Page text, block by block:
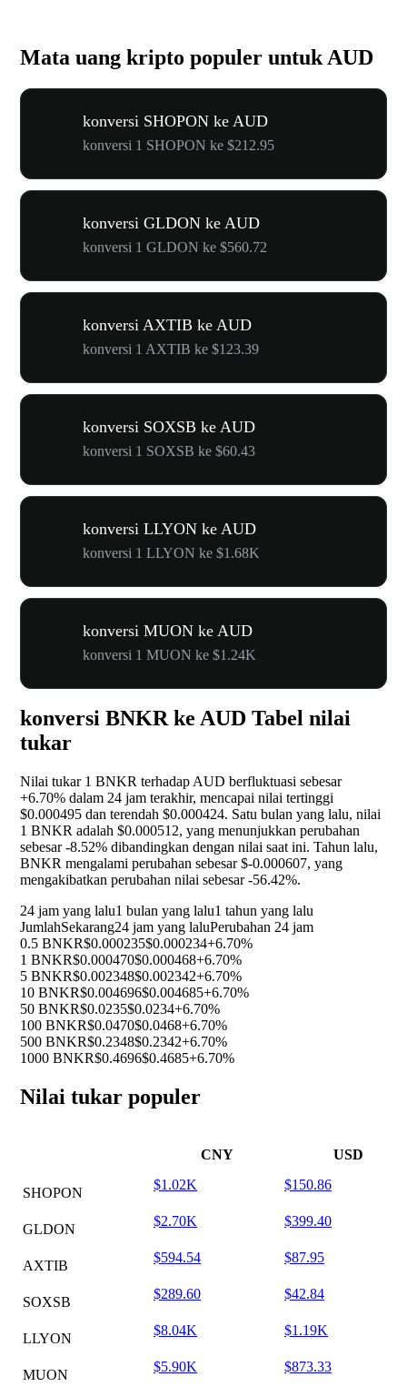
Mata uang kripto populer untuk AUD
konversi SHOPON ke AUD
konversi 1 SHOPON ke $212.95
konversi GLDON ke AUD
konversi 1 GLDON ke $560.72
konversi AXTIB ke AUD
konversi 1 AXTIB ke $123.39
konversi SOXSB ke AUD
konversi 1 SOXSB ke $60.43
konversi LLYON ke AUD
konversi 1 LLYON ke $1.68K
konversi MUON ke AUD
konversi 1 MUON ke $1.24K
konversi BNKR ke AUD Tabel nilai
tukar
Nilai tukar 1 BNKR terhadap AUD berfluktuasi sebesar
+6.70% dalam 24 jam terakhir, mencapai nilai tertinggi
$0.000495 dan terendah $0.000424. Satu bulan yang lalu, nilai
1 BNKR adalah $0.000512, yang menunjukkan perubahan
sebesar-8.52% dibandingkan dengan nilai saat ini. Tahun lalu,
BNKR mengalami perubahan sebesar $-0.000607, yang
mengakibatkan perubahan nilai sebesar-56.42%.
24 jam yang lalu1 bulan yang lalu1 tahun yang lalu
JumlahSekarang24 jam yang laluPerubahan 24 jam
0.5 BNKR$0.000235$0.000234+6.70%
1 BNKR$0.000470$0.000468+6.70%
5 BNKR$0.002348$0.002342+6.70%
10 BNKR$0.004696$0.004685+6.70%
50 BNKR$0.0235$0.0234+6.70%
100 BNKR$0.0470$0.0468+6.70%
500 BNKR$0.2348$0.2342+6.70%
1000 BNKR$0.4696$0.4685+6.70%
Nilai tukar populer
CNY USD
SHOPON
$1.02K $150.86
GLDON
$2.70K $399.40
AXTIB
$594.54 $87.95
SOXSB
$289.60 $42.84
LLYON
$8.04K $1.19K
MUON
$5.90K $873.33